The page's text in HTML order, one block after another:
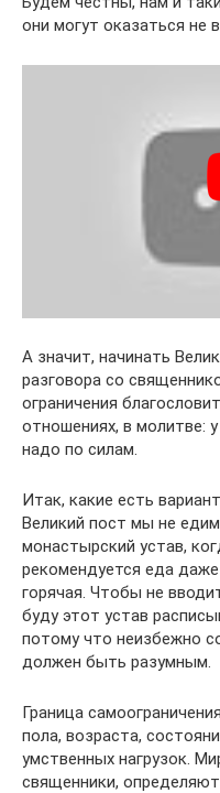
они могут оказаться не
А значит, начинать
разговора со
ограничения
отношениях, в молитве:
надо по силам.
Итак, какие есть
Великий пост мы не
монастырский устав,
рекомендуется еда
горячая. Чтобы не
буду этот устав
потому что неизбежно
должен быть разумным.
Граница
пола, возраста,
умственных нагрузок.
священники,